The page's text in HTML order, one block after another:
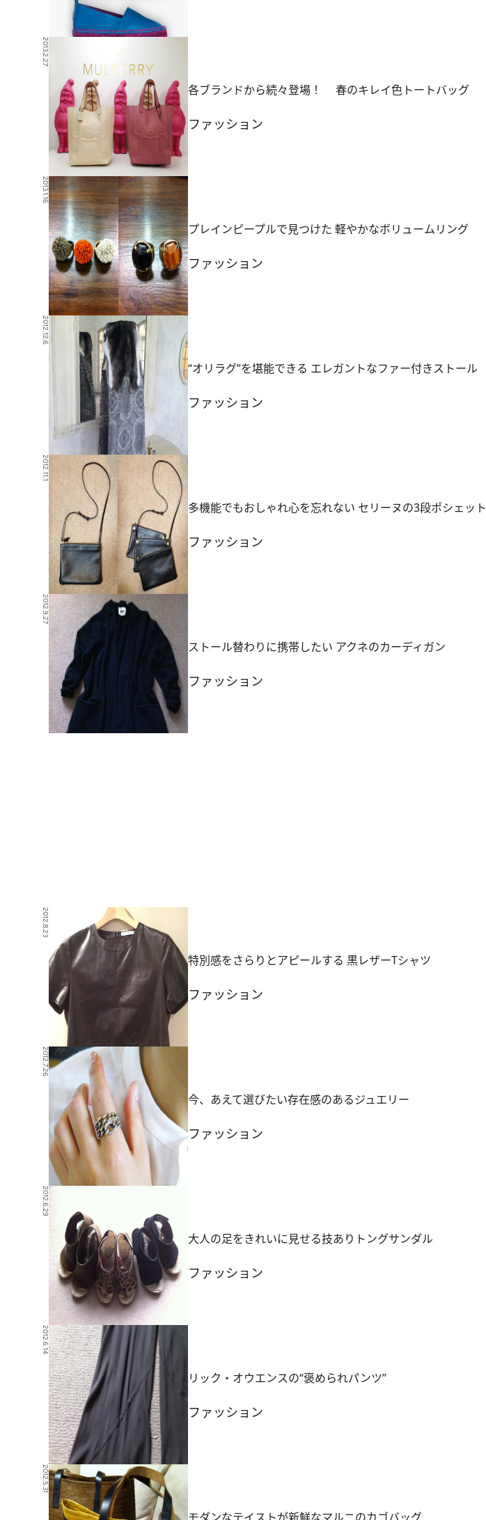
2013.2.27
各ブランドから続々登場！ 春のキレイ色トートバッグ
ファッション
2013.1.16
プレインピープルで見つけた 軽やかなボリュームリング
ファッション
2012.12.6
“オリラグ”を堪能できる エレガントなファー付きストール
ファッション
2012.11.1
多機能でもおしゃれ心を忘れない セリーヌの3段ポシェット
ファッション
2012.9.27
ストール替わりに携帯したい アクネのカーディガン
ファッション
2012.8.23
特別感をさらりとアピールする 黒レザーTシャツ
ファッション
2012.7.26
今、あえて選びたい存在感のあるジュエリー
ファッション
2012.6.29
大人の足をきれいに見せる技ありトングサンダル
ファッション
2012.6.14
リック・オウエンスの“褒められパンツ”
ファッション
2012.5.31